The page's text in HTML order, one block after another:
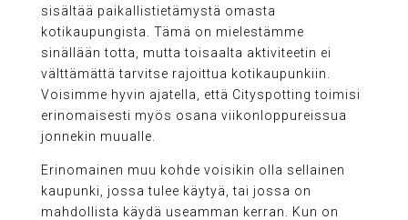
sisältää paikallistietämystä omasta
kotikaupungista. Tämä on mielestämme
sinällään totta, mutta toisaalta aktiviteetin ei
välttämättä tarvitse rajoittua kotikaupunkiin.
Voisimme hyvin ajatella, että Cityspotting toimisi
erinomaisesti myös osana viikonloppureissua
jonnekin muualle.
Erinomainen muu kohde voisikin olla sellainen
kaupunki, jossa tulee käytyä, tai jossa on
mahdollista käydä useamman kerran. Kun on